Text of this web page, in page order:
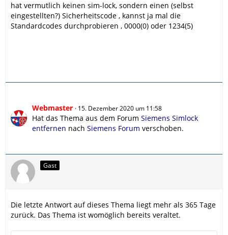
hat vermutlich keinen sim-lock, sondern einen (selbst
eingestellten?) Sicherheitscode , kannst ja mal die
Standardcodes durchprobieren , 0000(0) oder 1234(5)
Webmaster 15. Dezember 2020 um 11:58
Hat das Thema aus dem Forum Siemens Simlock
entfernen nach Siemens Forum verschoben.
Gast
Die letzte Antwort auf dieses Thema liegt mehr als 365 Tage
zurück. Das Thema ist womöglich bereits veraltet.